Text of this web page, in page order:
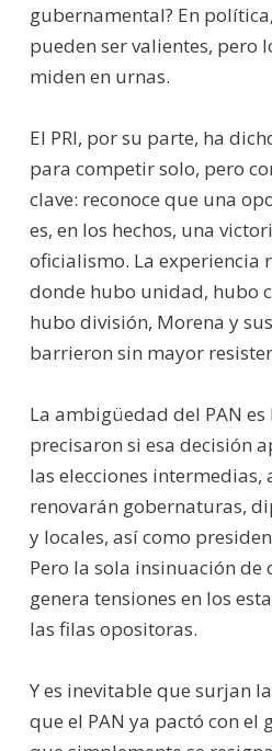
gubernamental? En
pueden ser valientes, pero
miden en urnas.
El PRI, por su parte, ha
para competir solo, pero
clave: reconoce que una
es, en los hechos, una
oficialismo. La experiencia
donde hubo unidad, hubo
hubo división, Morena y
barrieron sin mayor
La ambigüedad del PAN
precisaron si esa decisión
las elecciones intermedias,
renovarán gobernaturas,
y locales, así como
Pero la sola insinuación de
genera tensiones en los
las filas opositoras.
Y es inevitable que surjan
que el PAN ya pactó con el